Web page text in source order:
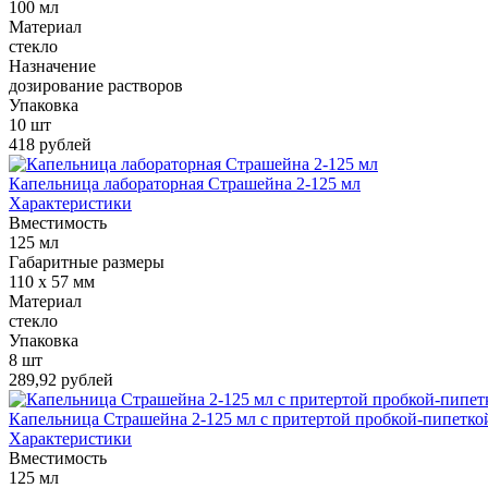
100 мл
Материал
стекло
Назначение
дозирование растворов
Упаковка
10 шт
418 рублей
Капельница лабораторная Страшейна 2-125 мл
Характеристики
Вместимость
125 мл
Габаритные размеры
110 х 57 мм
Материал
стекло
Упаковка
8 шт
289,92 рублей
Капельница Страшейна 2-125 мл с притертой пробкой-
Характеристики
Вместимость
125 мл